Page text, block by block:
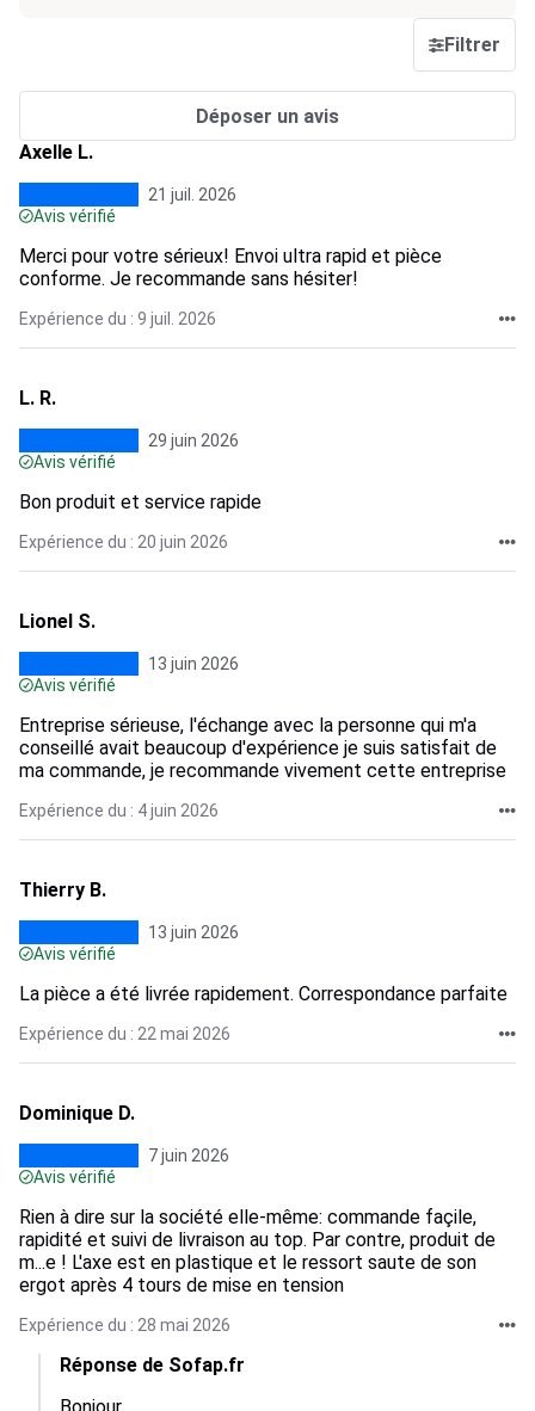
Filtrer
Déposer un avis
Axelle L.
21 juil. 2026
Avis vérifié
Merci pour votre sérieux! Envoi ultra rapid et pièce
conforme. Je recommande sans hésiter!
Expérience du : 9 juil. 2026
L. R.
29 juin 2026
Avis vérifié
Bon produit et service rapide
Expérience du : 20 juin 2026
Lionel S.
13 juin 2026
Avis vérifié
Entreprise sérieuse, l'échange avec la personne qui m'a
conseillé avait beaucoup d'expérience je suis satisfait de
ma commande, je recommande vivement cette entreprise
Expérience du : 4 juin 2026
Thierry B.
13 juin 2026
Avis vérifié
La pièce a été livrée rapidement. Correspondance parfaite
Expérience du : 22 mai 2026
Dominique D.
7 juin 2026
Avis vérifié
Rien à dire sur la société elle-même: commande façile,
rapidité et suivi de livraison au top. Par contre, produit de
m...e ! L'axe est en plastique et le ressort saute de son
ergot après 4 tours de mise en tension
Expérience du : 28 mai 2026
Réponse de Sofap.fr